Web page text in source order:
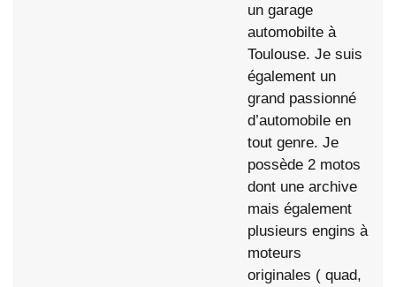
un garage
automobilte à
Toulouse. Je suis
également un
grand passionné
d’automobile en
tout genre. Je
possède 2 motos
dont une archive
mais également
plusieurs engins à
moteurs
originales ( quad,